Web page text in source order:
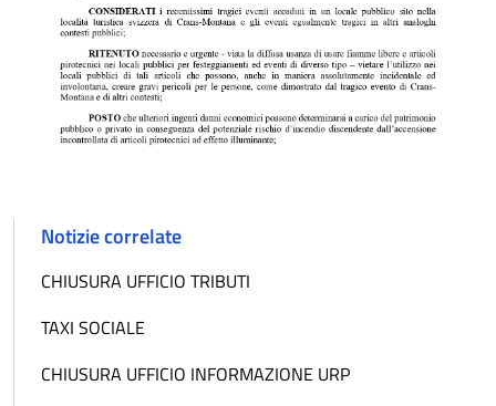
Notizie correlate
CHIUSURA UFFICIO TRIBUTI
TAXI SOCIALE
CHIUSURA UFFICIO INFORMAZIONE URP